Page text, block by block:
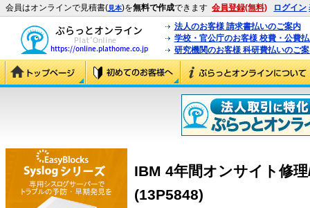
会員はオンラインで見積書(見本)を無料で作成できます 会員登録(無料) ログイン
法人のお客様 請求書払いのご案内
学校・官公庁のお客様 校費・公費
研究機関のお客様 科研費払いのご
IBM 4年間オンサイト修
(13P5848)